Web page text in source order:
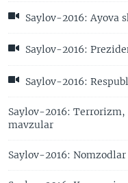
Saylov-2016: Ayova
Saylov-2016:
Saylov-2016:
Saylov-2016:
mavzular
Saylov-2016: